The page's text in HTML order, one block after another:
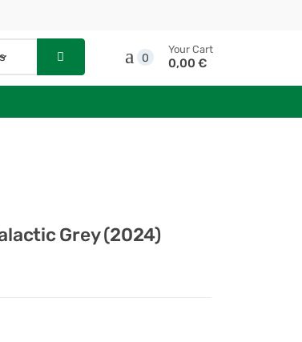
0
Your Cart
0,00 €
Grey (2024)